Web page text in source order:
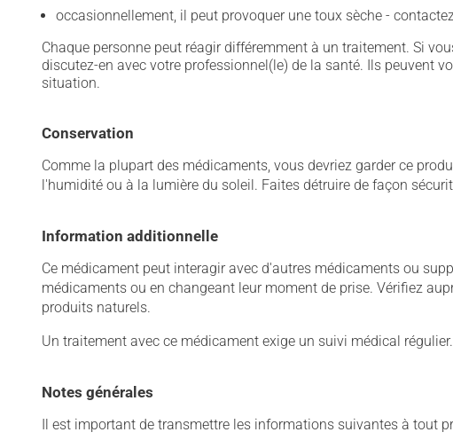
occasionnellement, il peut provoquer une toux sèche -
Chaque personne peut réagir différemment à un traitement. Si
discutez-en avec votre professionnel(le) de la santé. Ils peuvent
situation.
Conservation
Comme la plupart des médicaments, vous devriez garder ce
l'humidité ou à la lumière du soleil. Faites détruire de façon
Information additionnelle
Ce médicament peut interagir avec d'autres médicaments ou
médicaments ou en changeant leur moment de prise. Vérifiez
produits naturels.
Un traitement avec ce médicament exige un suivi médical
Notes générales
Il est important de transmettre les informations suivantes à tout